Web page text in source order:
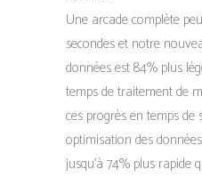
Une arcade complète
secondes et notre
données est 84% plus
temps de traitement de
ces progrès en temps de
optimisation des
jusqu’à 74% plus rapide